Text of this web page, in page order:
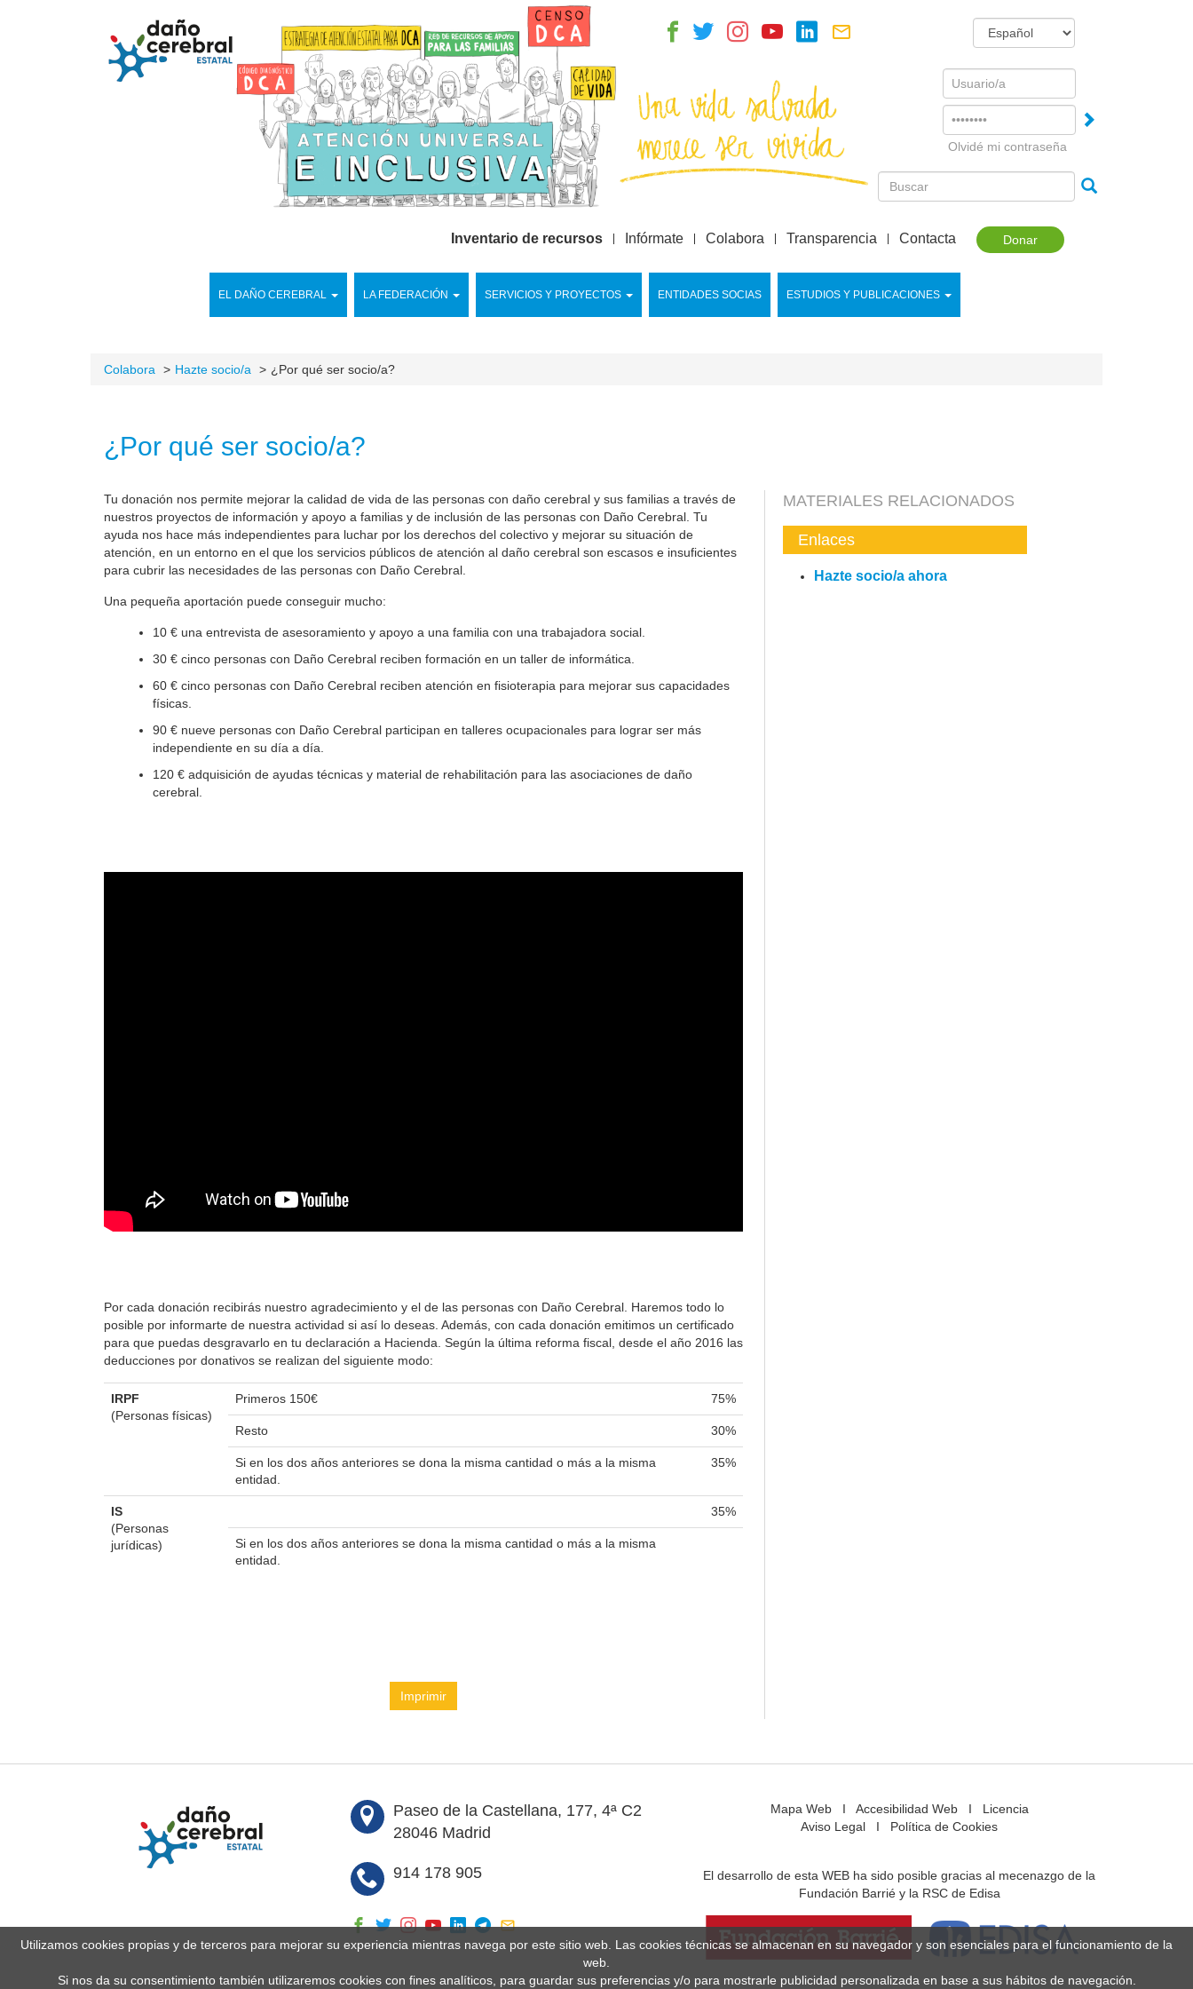
Username
Olvidé mi contraseña
Donar
EL DAÑO CEREBRAL LA FEDERACIÓN SERVICIOS Y PROYECTOS ENTIDADES SOCIAS ESTUDIOS Y PUBLICACIONES
Inventario de recursos Infórmate Colabora Transparencia Contacta
Colabora Hazte socio/a ¿Por qué ser socio/a?
¿Por qué ser socio/a?
Tu donación nos permite mejorar la calidad de vida de las personas con daño cerebral y sus familias a través de
nuestros proyectos de información y apoyo a familias y de inclusión de las personas con Daño Cerebral. Tu
ayuda nos hace más independientes para luchar por los derechos del colectivo y mejorar su situación de
atención, en un entorno en el que los servicios públicos de atención al daño cerebral son escasos e insuficientes
para cubrir las necesidades de las personas con Daño Cerebral.
Una pequeña aportación puede conseguir mucho:
10 € una entrevista de asesoramiento y apoyo a una familia con una trabajadora social.
30 € cinco personas con Daño Cerebral reciben formación en un taller de informática.
60 € cinco personas con Daño Cerebral reciben atención en fisioterapia para mejorar sus capacidades
físicas.
90 € nueve personas con Daño Cerebral participan en talleres ocupacionales para lograr ser más
independiente en su día a día.
120 € adquisición de ayudas técnicas y material de rehabilitación para las asociaciones de daño
cerebral.
Por cada donación recibirás nuestro agradecimiento y el de las personas con Daño Cerebral. Haremos todo lo
posible por informarte de nuestra actividad si así lo deseas. Además, con cada donación emitimos un certificado
para que puedas desgravarlo en tu declaración a Hacienda. Según la última reforma fiscal, desde el año 2016 las
deducciones por donativos se realizan del siguiente modo:
IRPF
(Personas físicas)
Primeros 150€ 75%
Resto 30%
Si en los dos años anteriores se dona la misma cantidad o más a la misma
entidad.
35%
IS
(Personas
jurídicas)
35%
Si en los dos años anteriores se dona la misma cantidad o más a la misma
entidad.
Imprimir
MATERIALES RELACIONADOS
Enlaces
Hazte socio/a ahora
Paseo de la Castellana, 177, 4ª C2
28046 Madrid
914 178 905
Mapa WebI Accesibilidad WebI Licencia
Aviso Legal I Política de Cookies
El desarrollo de esta WEB ha sido posible gracias al mecenazgo de la
Fundación Barrié y la RSC de Edisa
Utilizamos cookies propias y de terceros para mejorar su experiencia mientras navega por este sitio web. Las cookies técnicas se almacenan en su navegador y son esenciales para el funcionamiento de la
web.
Si nos da su consentimiento también utilizaremos cookies con fines analíticos, para guardar sus preferencias y/o para mostrarle publicidad personalizada en base a sus hábitos de navegación.